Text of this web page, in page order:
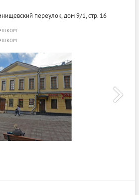
переулок, дом 9/1, стр. 16